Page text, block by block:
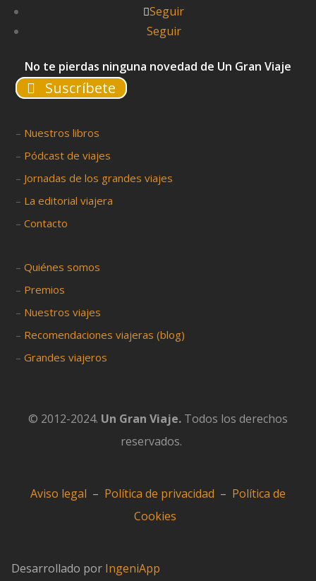
Seguir
Seguir
No te pierdas ninguna novedad de Un Gran Viaje
Suscríbete
– Nuestros libros
– Pódcast de viajes
– Jornadas de los grandes viajes
– La editorial viajera
–Contacto
–Quiénes somos
– Premios
– Nuestros viajes
– Recomendaciones viajeras (blog)
–Grandes viajeros
© 2012-2024. Un Gran Viaje. Todos los derechos
reservados.
Aviso legal – Política de privacidad – Política de
Cookies
Desarrollado por IngeniApp